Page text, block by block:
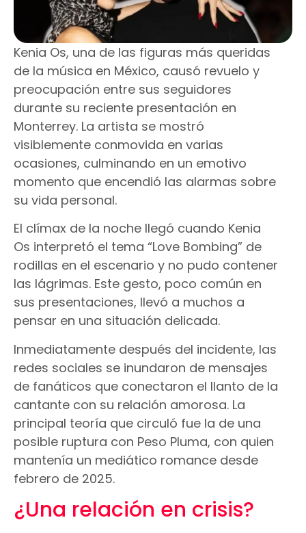
Kenia Os, una de las figuras más queridas
de la música en México, causó revuelo y
preocupación entre sus seguidores
durante su reciente presentación en
Monterrey. La artista se mostró
visiblemente conmovida en varias
ocasiones, culminando en un emotivo
momento que encendió las alarmas sobre
su vida personal.
El clímax de la noche llegó cuando Kenia
Os interpretó el tema “Love Bombing” de
rodillas en el escenario y no pudo contener
las lágrimas. Este gesto, poco común en
sus presentaciones, llevó a muchos a
pensar en una situación delicada.
Inmediatamente después del incidente, las
redes sociales se inundaron de mensajes
de fanáticos que conectaron el llanto de la
cantante con su relación amorosa. La
principal teoría que circuló fue la de una
posible ruptura con Peso Pluma, con quien
mantenía un mediático romance desde
febrero de 2025.
¿Una relación en crisis?